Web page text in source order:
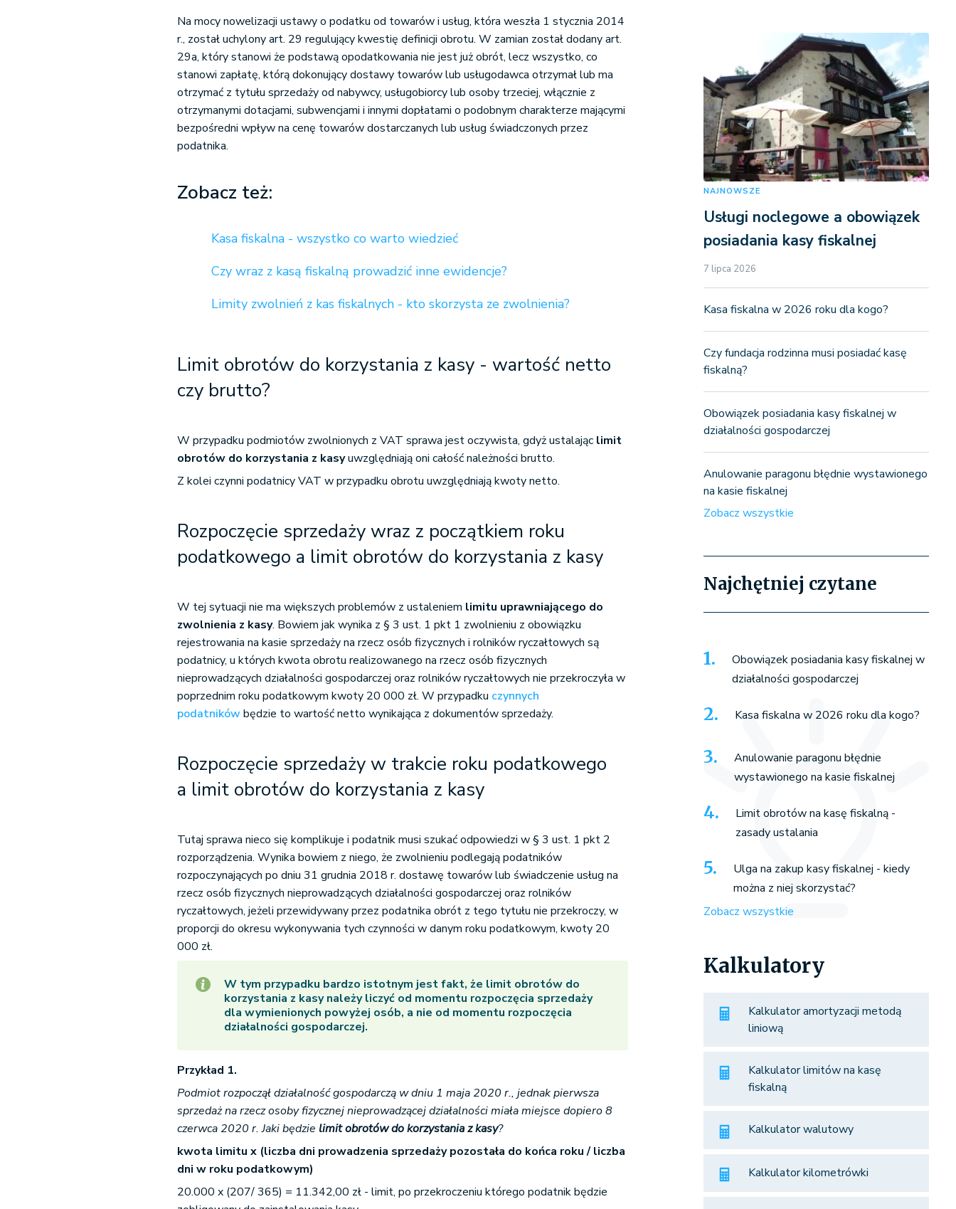
Na mocy nowelizacji ustawy o podatku od towarów i usług, która weszła 1 stycznia 2014
r., został uchylony art. 29 regulujący kwestię definicji obrotu. W zamian został dodany art.
29a, który stanowi że podstawą opodatkowania nie jest już obrót, lecz wszystko, co
stanowi zapłatę, którą dokonujący dostawy towarów lub usługodawca otrzymał lub ma
otrzymać z tytułu sprzedaży od nabywcy, usługobiorcy lub osoby trzeciej, włącznie z
otrzymanymi dotacjami, subwencjami i innymi dopłatami o podobnym charakterze mającymi
bezpośredni wpływ na cenę towarów dostarczanych lub usług świadczonych przez
podatnika.
Zobacz też:
Kasa fiskalna - wszystko co warto wiedzieć
Czy wraz z kasą fiskalną prowadzić inne ewidencje?
Limity zwolnień z kas fiskalnych - kto skorzysta ze zwolnienia?
Limit obrotów do korzystania z kasy - wartość netto
czy brutto?
W przypadku podmiotów zwolnionych z VAT sprawa jest oczywista, gdyż ustalając limit
obrotów do korzystania z kasyuwzględniają oni całość należności brutto.
Z kolei czynni podatnicy VAT w przypadku obrotu uwzględniają kwoty netto.
Rozpoczęcie sprzedaży wraz z początkiem roku
podatkowego a limit obrotów do korzystania z kasy
W tej sytuacji nie ma większych problemów z ustaleniem limitu uprawniającego do
zwolnienia z kasy. Bowiem jak wynika z § 3 ust. 1 pkt 1 zwolnieniu z obowiązku
rejestrowania na kasie sprzedaży na rzecz osób fizycznych i rolników ryczałtowych są
podatnicy, u których kwota obrotu realizowanego na rzecz osób fizycznych
nieprowadzących działalności gospodarczej oraz rolników ryczałtowych nie przekroczyła w
poprzednim roku podatkowym kwoty 20 000 zł. W przypadku czynnych
podatników będzie to wartość netto wynikająca z dokumentów sprzedaży.
Rozpoczęcie sprzedaży w trakcie roku podatkowego
a limit obrotów do korzystania z kasy
Tutaj sprawa nieco się komplikuje i podatnik musi szukać odpowiedzi w § 3 ust. 1 pkt 2
rozporządzenia. Wynika bowiem z niego, że zwolnieniu podlegają podatników
rozpoczynających po dniu 31 grudnia 2018 r. dostawę towarów lub świadczenie usług na
rzecz osób fizycznych nieprowadzących działalności gospodarczej oraz rolników
ryczałtowych, jeżeli przewidywany przez podatnika obrót z tego tytułu nie przekroczy, w
proporcji do okresu wykonywania tych czynności w danym roku podatkowym, kwoty 20
000 zł.
W tym przypadku bardzo istotnym jest fakt, że limit obrotów do
korzystania z kasynależy liczyć od momentu rozpoczęcia sprzedaży
dla wymienionych powyżej osób, a nie od momentu rozpoczęcia
działalności gospodarczej.
Przykład 1.
Podmiot rozpoczął działalność gospodarczą w dniu 1 maja 2020 r., jednak pierwsza
sprzedaż na rzecz osoby fizycznej nieprowadzącej działalności miała miejsce dopiero 8
czerwca 2020 r. Jaki będzie limit obrotów do korzystania z kasy?
kwota limitu x (liczba dni prowadzenia sprzedaży pozostała do końca roku / liczba
dni w roku podatkowym)
20.000 x (207/ 365) = 11.342,00 zł - limit, po przekroczeniu którego podatnik będzie
NAJNOWSZE
Usługi noclegowe a obowiązek
posiadania kasy fiskalnej
7 lipca 2026
Kasa fiskalna w 2026 roku dla kogo?
Czy fundacja rodzinna musi posiadać kasę
fiskalną?
Obowiązek posiadania kasy fiskalnej w
działalności gospodarczej
Anulowanie paragonu błędnie wystawionego
na kasie fiskalnej
Zobacz wszystkie
Najchętniej czytane
Obowiązek posiadania kasy fiskalnej w
działalności gospodarczej
Kasa fiskalna w 2026 roku dla kogo?
Anulowanie paragonu błędnie
wystawionego na kasie fiskalnej
Limit obrotów na kasę fiskalną -
zasady ustalania
Ulga na zakup kasy fiskalnej - kiedy
można z niej skorzystać?
Zobacz wszystkie
Kalkulatory
Kalkulator amortyzacji metodą
liniową
Kalkulator limitów na kasę
fiskalną
Kalkulator walutowy
Kalkulator kilometrówki